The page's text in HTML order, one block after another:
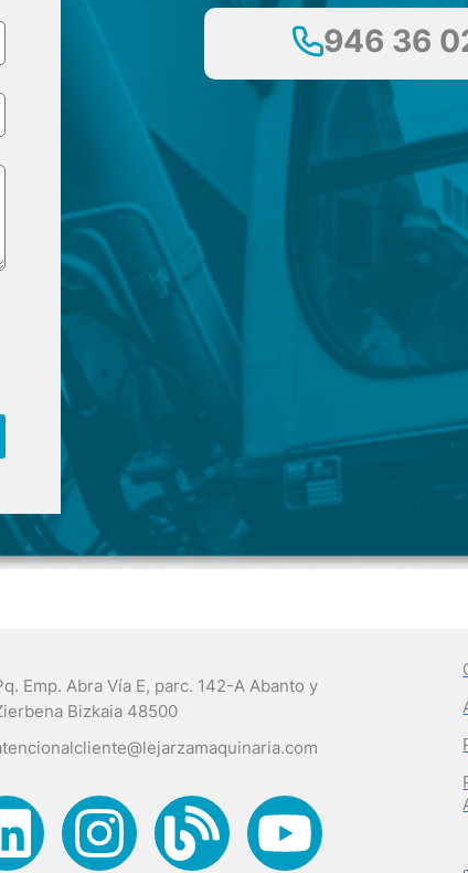
946 36
Emp. Abra Vía E, parc. 142-A Abanto y
Bizkaia 48500